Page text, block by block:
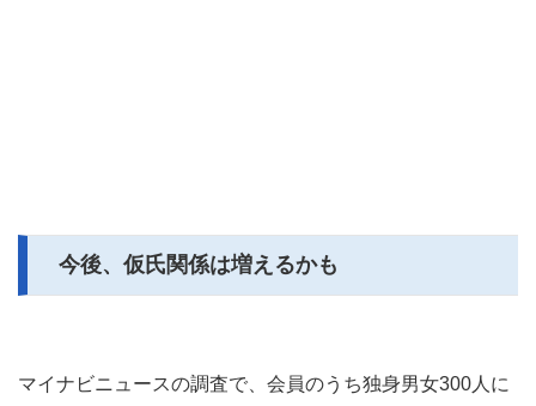
今後、仮氏関係は増えるかも
マイナビニュースの調査で、会員のうち独身男女300人に